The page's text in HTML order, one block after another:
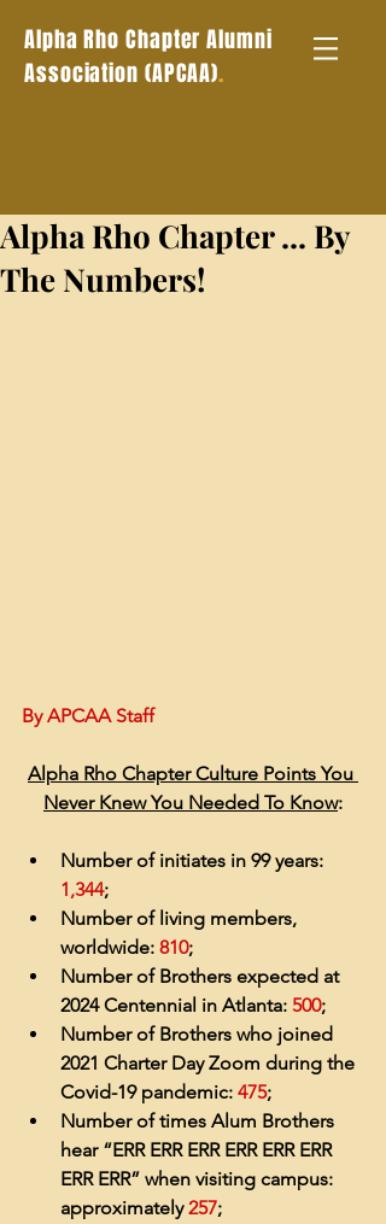
Alpha Rho Chapter Alumni
Association (APCAA).
Alpha Rho Chapter ... By
The Numbers!
By APCAA Staff
Alpha Rho Chapter Culture Points You
Never Knew You Needed To Know:
Number of initiates in 99 years:
1,344;
Number of living members,
worldwide: 810;
Number of Brothers expected at
2024 Centennial in Atlanta: 500;
Number of Brothers who joined
2021 Charter Day Zoom during the
Covid-19 pandemic: 475;
Number of times Alum Brothers
hear “ERR ERR ERR ERR ERR ERR
ERR ERR” when visiting campus:
approximately 257;